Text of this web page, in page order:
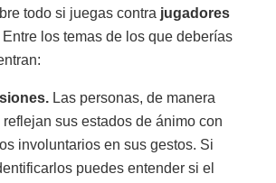
todo si juegas contra jugadores
Entre los temas de los que deberías
Las personas, de manera
sus estados de ánimo con
involuntarios en sus gestos. Si
puedes entender si el